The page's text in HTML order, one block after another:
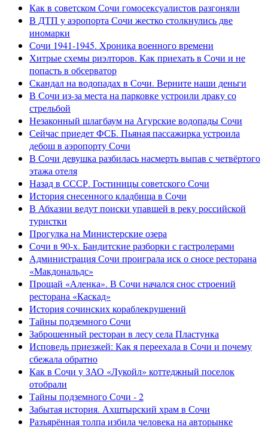
Как в советском Сочи гомосексуалистов разгоняли
В ДТП у аэропорта Сочи жестко столкнулись две
иномарки
Сочи 1941-1945. Хроника военного времени
Хитрые схемы риэлторов. Как приехать в Сочи и не
попасть в обсерватор
Скандал на водопадах в Сочи. Верните наши деньги
В Сочи из-за места на парковке устроили драку со
стрельбой
Незаконный шлагбаум на Агурские водопады Сочи
Сейчас приедет ФСБ. Пьяная пассажирка устроила
дебош в аэропорту Сочи
В Сочи девушка разбилась насмерть выпав с четвёртого
этажа отеля
Назад в СССР. Гостиницы советского Сочи
История снесенного кладбища в Сочи
В Абхазии ведут поиски упавшей в реку российской
туристки
Прогулка на Министерские озера
Сочи в 90-х. Бандитские разборки с гастролерами
Администрация Сочи проиграла иск о сносе ресторана
«Макдональдс»
Прощай «Аленка». В Сочи начался снос строений
ресторана «Каскад»
История сочинских кораблекрушений
Тайны подземного Сочи
Заброшенный ресторан в лесу села Пластунка
Исповедь приезжей: Как я переехала в Сочи и почему
сбежала обратно
Как в Сочи у ЗАО «Лукойл» коттеджный поселок
отобрали
Тайны подземного Сочи - 2
Забытая история. Ахштырский храм в Сочи
Разъярённая толпа избила человека на авторынке